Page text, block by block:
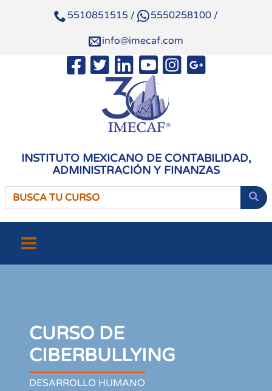
5510851515 / 5550258100 /
info@imecaf.com
INSTITUTO MEXICANO DE CONTABILIDAD,
ADMINISTRACIÓN Y FINANZAS
CURSO DE
CIBERBULLYING
DESARROLLO HUMANO